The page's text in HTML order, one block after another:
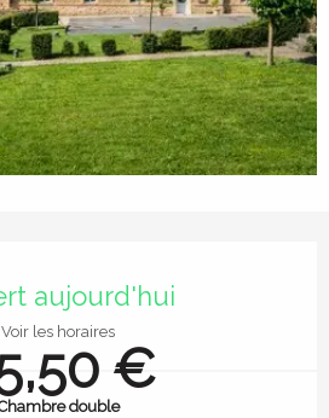
aujourd'hui
Voir les horaires
€
double